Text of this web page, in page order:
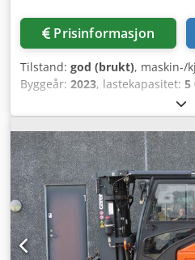
Prisinformasjon
Tilstand: god (brukt), maskin-/
Byggeår: 2023, lastekapasitet: 5
,
gaffellengde:1 200 mm, total
bredde:1 480 mm, driftsvekt:8
utstyrsfunksjoner:Warning
Utstyr:belysning, Toyota
drivhjul: Supersoft Hjultype –
Hjulstørrelse – drivhjul: 355/
Hjulstørrelse – styrehjul: 225/